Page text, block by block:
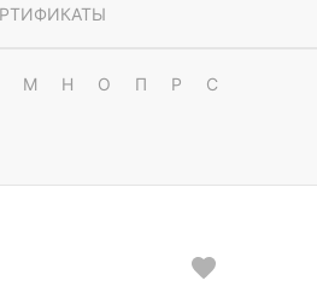
М Н О П Р С